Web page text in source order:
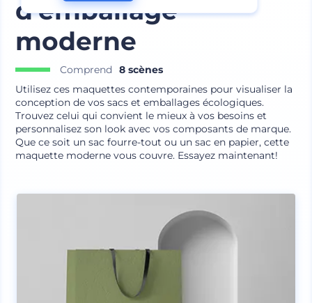
d’emballage
moderne
Comprend
8 scènes
Utilisez ces maquettes contemporaines pour visualiser la
conception de vos sacs et emballages écologiques.
Trouvez celui qui convient le mieux à vos besoins et
personnalisez son look avec vos composants de marque.
Que ce soit un sac fourre-tout ou un sac en papier, cette
maquette moderne vous couvre. Essayez maintenant!